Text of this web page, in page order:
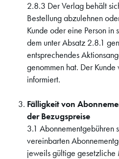
2.8.3 Der Verlag behält
Bestellung abzulehnen
Kunde oder eine Person in
dem unter Absatz 2.8.1
entsprechendes
genommen hat. Der
informiert.
Fälligkeit von
der Bezugspreise
3.1 Abonnementgebühren
vereinbarten
jeweils gültige